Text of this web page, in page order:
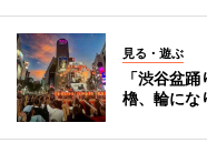
見る・遊ぶ
「渋谷盆
櫓、輪にな